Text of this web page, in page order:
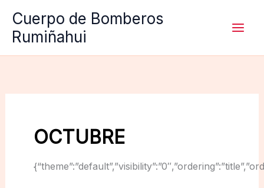
contenido
Cuerpo de Bomberos
Rumiñahui
OCTUBRE